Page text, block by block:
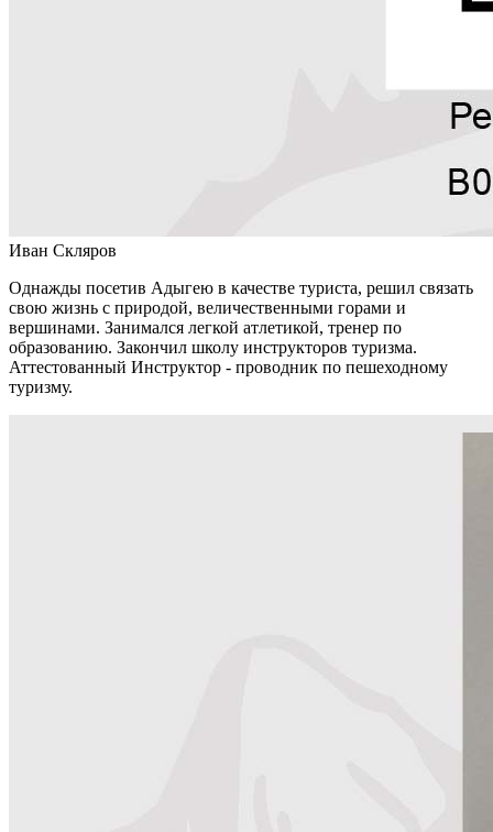
Иван Скляров
Однажды посетив Адыгею в качестве туриста, решил связать
свою жизнь с природой, величественными горами и
вершинами. Занимался легкой атлетикой, тренер по
образованию. Закончил школу инструкторов туризма.
Аттестованный Инструктор - проводник по пешеходному
туризму.